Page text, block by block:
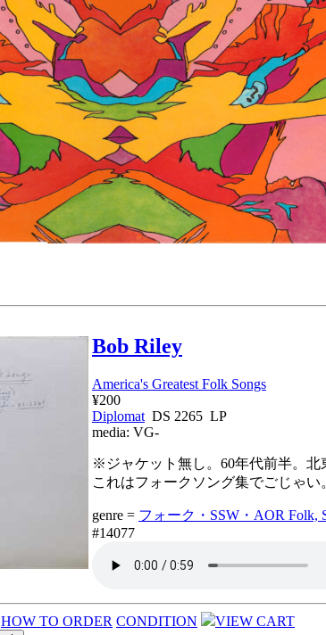
Bob Riley
America's Greatest Folk Songs
¥200
Diplomat DS 2265 LP
media: VG-
※ジャケット無し。60年代前半。北
これはフォークソング集でごじゃい
genre = フォーク・SSW・AOR Folk,
#14077
HOW TO ORDER CONDITION VIEW CART